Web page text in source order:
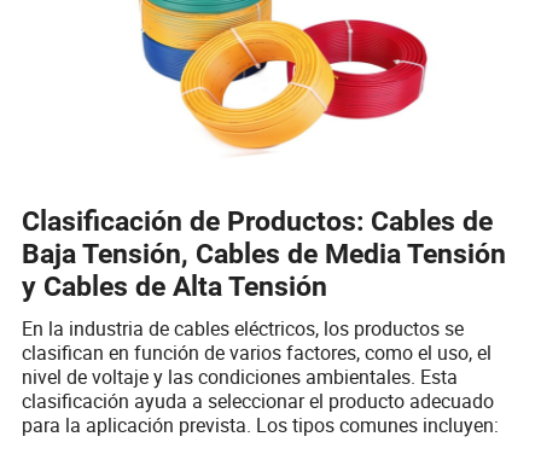
Clasificación de Productos: Cables de
Baja Tensión, Cables de Media Tensión
y Cables de Alta Tensión
En la industria de cables eléctricos, los productos se
clasifican en función de varios factores, como el uso, el
nivel de voltaje y las condiciones ambientales. Esta
clasificación ayuda a seleccionar el producto adecuado
para la aplicación prevista. Los tipos comunes incluyen: